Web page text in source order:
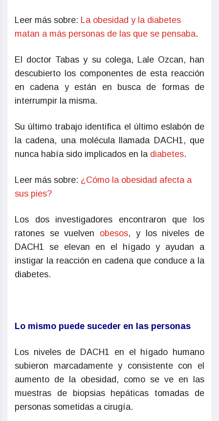
Leer más sobre: La obesidad y la diabetes
matan a más personas de las que se pensaba.
El doctor Tabas y su colega, Lale Ozcan, han
descubierto los componentes de esta reacción
en cadena y están en busca de formas de
interrumpir la misma.
Su último trabajo identifica el último eslabón de
la cadena, una molécula llamada DACH1, que
nunca había sido implicados en la diabetes.
Leer más sobre: ¿Cómo la obesidad afecta a
sus pies?
Los dos investigadores encontraron que los
ratones se vuelven obesos, y los niveles de
DACH1 se elevan en el hígado y ayudan a
instigar la reacción en cadena que conduce a la
diabetes.
Lo mismo puede suceder en las personas
Los niveles de DACH1 en el hígado humano
subieron marcadamente y consistente con el
aumento de la obesidad, como se ve en las
muestras de biopsias hepáticas tomadas de
personas sometidas a cirugía.